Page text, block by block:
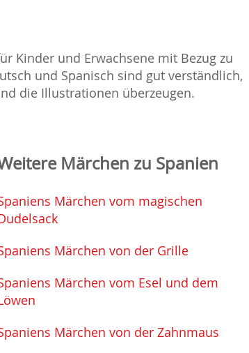
Kinder und Erwachsene mit Bezug zu
und Spanisch sind gut verständlich,
die Illustrationen überzeugen.
Märchen zu Spanien
Märchen vom magischen
Märchen von der Grille
Märchen vom Esel und dem
Märchen von der Zahnmaus